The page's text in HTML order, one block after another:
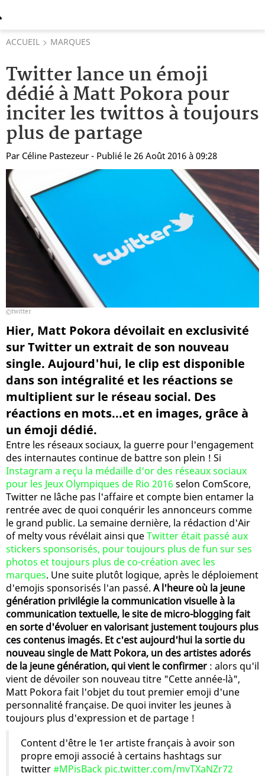
ACCUEIL MARQUES
Twitter lance un émoji
dédié à Matt Pokora pour
inciter les twittos à toujours
plus de partage
Par Céline Pastezeur - Publié le 26 Août 2016 à 09:28
twitter
Hier, Matt Pokora dévoilait en exclusivité
sur Twitter un extrait de son nouveau
single. Aujourd'hui, le clip est disponible
dans son intégralité et les réactions se
multiplient sur le réseau social. Des
réactions en mots...et en images, grâce à
un émoji dédié.
Entre les réseaux sociaux, la guerre pour l'engagement
des internautes continue de battre son plein ! Si
Instagram a reçu la médaille d'or des réseaux sociaux
pour les Jeux Olympiques de Rio 2016 selon ComScore,
Twitter ne lâche pas l'affaire et compte bien entamer la
rentrée avec de quoi conquérir les annonceurs comme
le grand public. La semaine dernière, la rédaction d'Air
of melty vous révélait ainsi queTwitter était passé aux
stickers sponsorisés, pour toujours plus de fun sur ses
photos et toujours plus de co-création avec les
marques. Une suite plutôt logique, après le déploiement
d'emojis sponsorisés l'an passé. A l'heure où la jeune
génération privilégie la communication visuelle à la
communication textuelle, le site de micro-blogging fait
en sorte d'évoluer en valorisant justement toujours plus
ces contenus imagés. Et c'est aujourd'hui la sortie du
nouveau single de Matt Pokora, un des artistes adorés
de la jeune génération, qui vient le confirmer : alors qu'il
vient de dévoiler son nouveau titre "Cette année-là",
Matt Pokora fait l'objet du tout premier emoji d'une
personnalité française. De quoi inviter les jeunes à
toujours plus d'expression et de partage !
Content d'être le 1er artiste français à avoir son
propre emoji associé à certains hashtags sur
twitter#MPisBack pic.twitter.com/mvTXaNZr72